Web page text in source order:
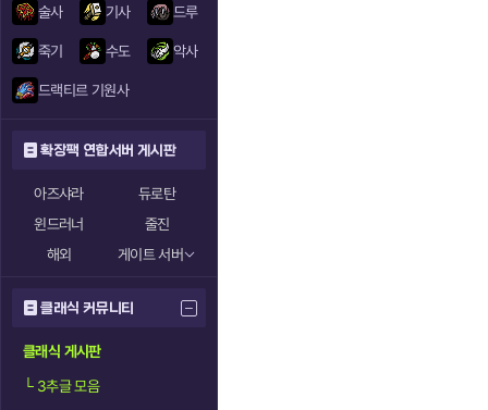
술사 기사 드루
죽기 수도 악사
드랙티르 기원사
확장팩 연합서버 게시판
아즈샤라
듀로탄
윈드러너
줄진
해외
게이트 서버
클래식 커뮤니티
클래식 게시판
└3추글 모음